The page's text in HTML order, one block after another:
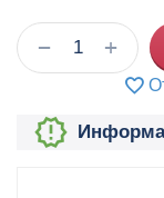
+
−